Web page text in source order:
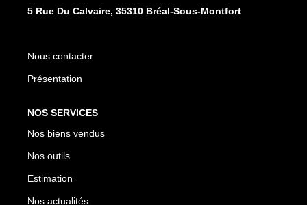
5 Rue Du Calvaire, 35310 Bréal-Sous-Montfort
Nous contacter
Présentation
NOS SERVICES
Nos biens vendus
Nos outils
Estimation
Nos actualités